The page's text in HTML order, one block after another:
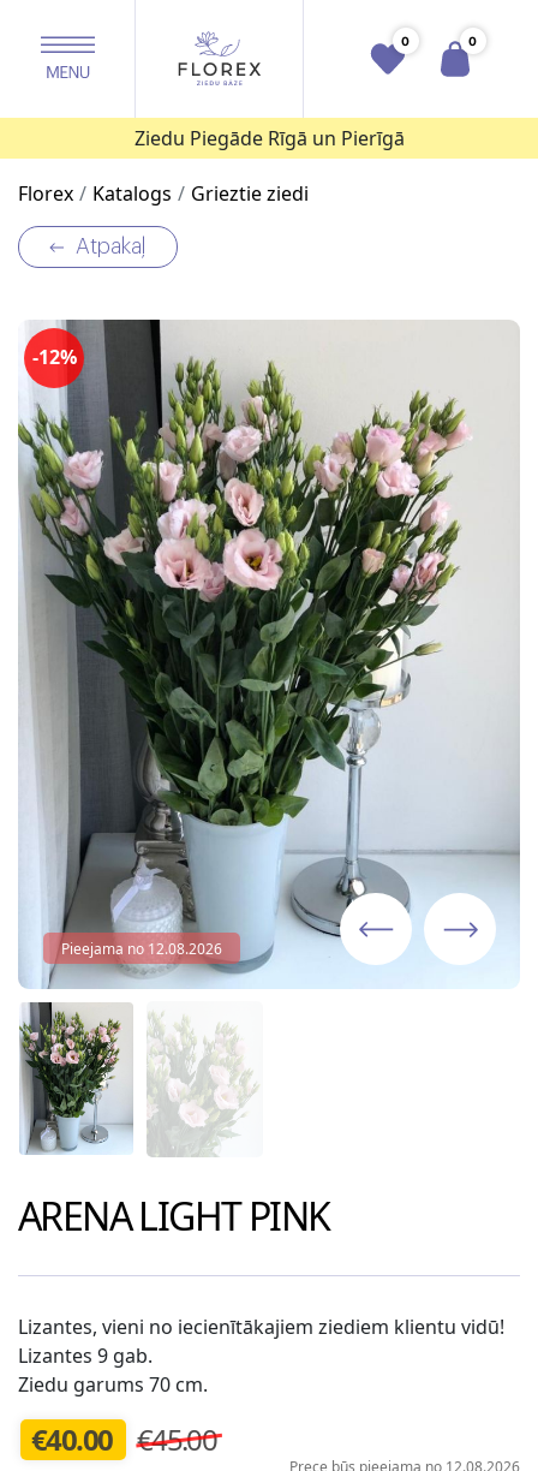
0 0
Ziedu Piegāde Rīgā un Pierīgā
Florex Katalogs Grieztie ziedi
Atpakaļ
-12%
Pieejama no 12.08.2026
ARENA LIGHT PINK
Lizantes, vieni no iecienītākajiem ziediem klientu vidū!
Lizantes 9 gab.
Ziedu garums 70 cm.
€40.00 €45.00
Prece būs pieejama no 12.08.2026